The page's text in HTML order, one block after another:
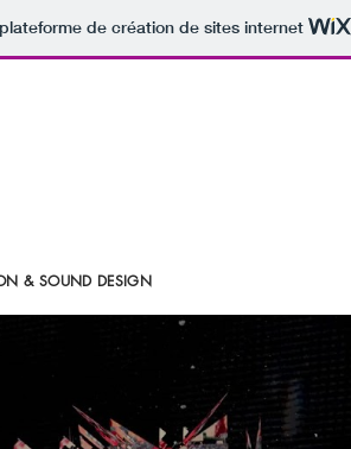
de création de sites internet
& SOUND DESIGN